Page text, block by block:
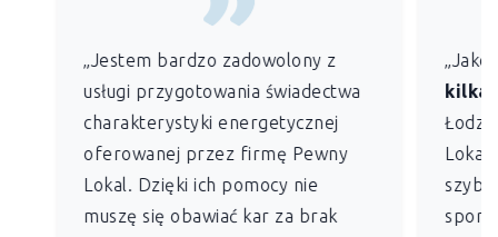
„Jestem bardzo zadowolony z
usługi przygotowania świadectwa
charakterystyki energetycznej
oferowanej przez firmę Pewny
Lokal. Dzięki ich pomocy nie
muszę się obawiać kar za brak
„Jako
Łodzi)
Lokal